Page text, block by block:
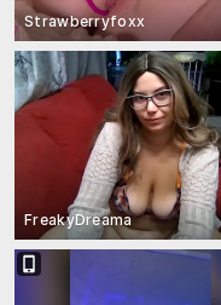
Strawberryfoxx
FreakyDreama